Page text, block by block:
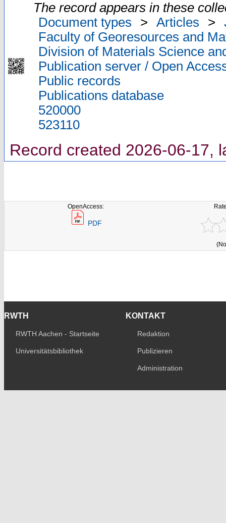
The record appears in these
Document types
> Articles >
Faculty of Georesources and
Division of Materials Science
Publication server / Open
Public records
Publications database
520000
523110
Record created 2026-06-17,
OpenAccess:
PDF
RWTH
RWTH Aachen - Startseite
Universitätsbibliothek
KONTAKT
Redaktion
Publizieren
Administration